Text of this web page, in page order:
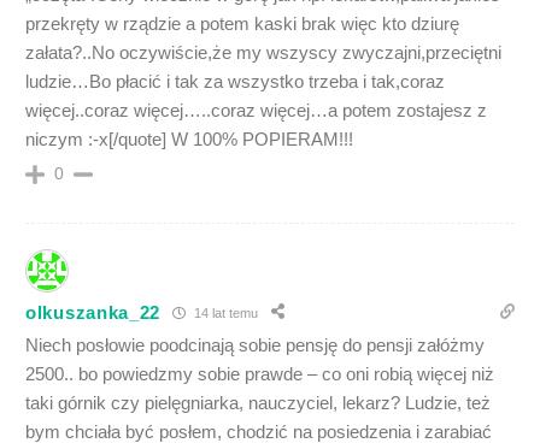
przekręty w rządzie a potem kaski brak więc kto dziurę
załata?..No oczywiście,że my wszyscy zwyczajni,przeciętni
ludzie…Bo płacić i tak za wszystko trzeba i tak,coraz
więcej..coraz więcej…..coraz więcej…a potem zostajesz z
niczym :-x[/quote] W 100% POPIERAM!!!
0
olkuszanka_22 14 lat temu
Niech posłowie poodcinają sobie pensję do pensji załóżmy
2500.. bo powiedzmy sobie prawde – co oni robią więcej niż
taki górnik czy pielęgniarka, nauczyciel, lekarz? Ludzie, też
bym chciała być posłem, chodzić na posiedzenia i zarabiać